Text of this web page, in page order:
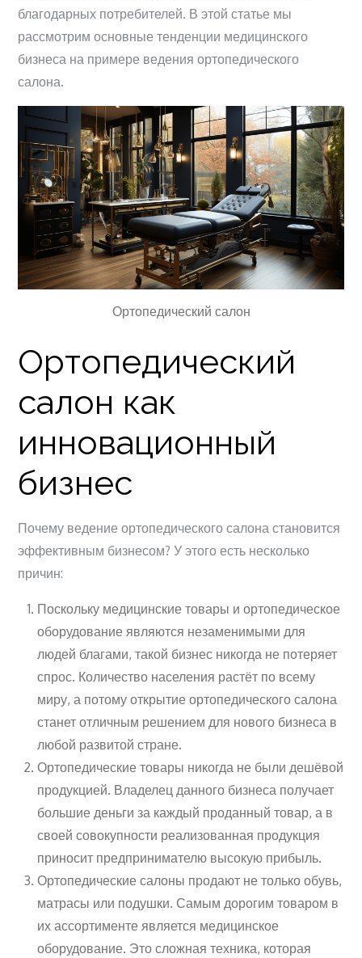
благодарных потребителей. В этой статье мы
рассмотрим основные тенденции медицинского
бизнеса на примере ведения ортопедического
салона.
Ортопедический салон
Ортопедический
салон как
инновационный
бизнес
Почему ведение ортопедического салона становится
эффективным бизнесом? У этого есть несколько
причин:
Поскольку медицинские товары и ортопедическое
оборудование являются незаменимыми для
людей благами, такой бизнес никогда не потеряет
спрос. Количество населения растёт по всему
миру, а потому открытие ортопедического салона
станет отличным решением для нового бизнеса в
любой развитой стране.
Ортопедические товары никогда не были дешёвой
продукцией. Владелец данного бизнеса получает
большие деньги за каждый проданный товар, а в
своей совокупности реализованная продукция
приносит предпринимателю высокую прибыль.
Ортопедические салоны продают не только обувь,
матрасы или подушки. Самым дорогим товаром в
их ассортименте является медицинское
оборудование. Это сложная техника, которая